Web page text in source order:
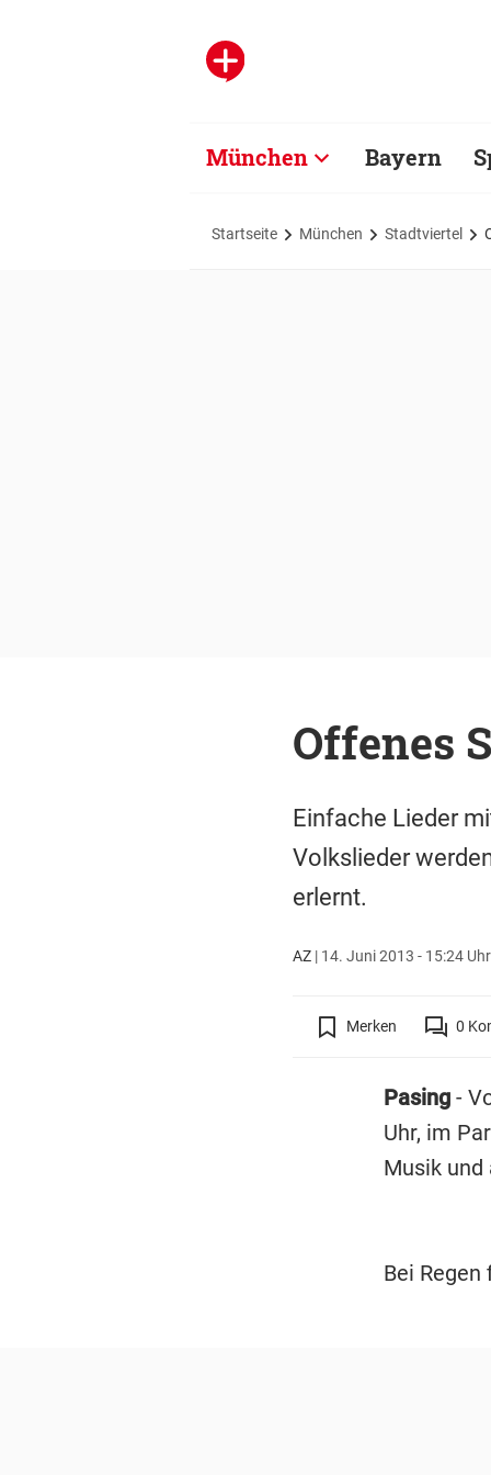
München Bayern
Startseite München Stadtviertel
Offenes
Einfache Lieder
Volkslieder
erlernt.
AZ| 14. Juni 2013 - 15:24 Uhr
Merken 0
Pasing-
Uhr, im
Musik und
Bei